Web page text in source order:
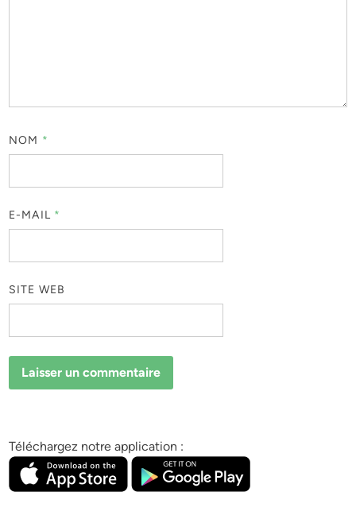
NOM *
E-MAIL *
SITE WEB
Téléchargez notre application :